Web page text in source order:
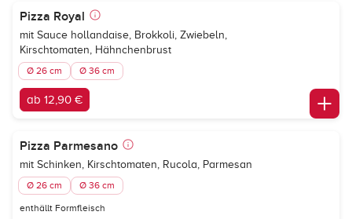
Pizza Royal
mit Sauce hollandaise, Brokkoli, Zwiebeln,
Kirschtomaten, Hähnchenbrust
Ø 26 cm Ø 36 cm
ab 12,90 €
Pizza Parmesano
mit Schinken, Kirschtomaten, Rucola, Parmesan
Ø 26 cm Ø 36 cm
enthällt Formfleisch